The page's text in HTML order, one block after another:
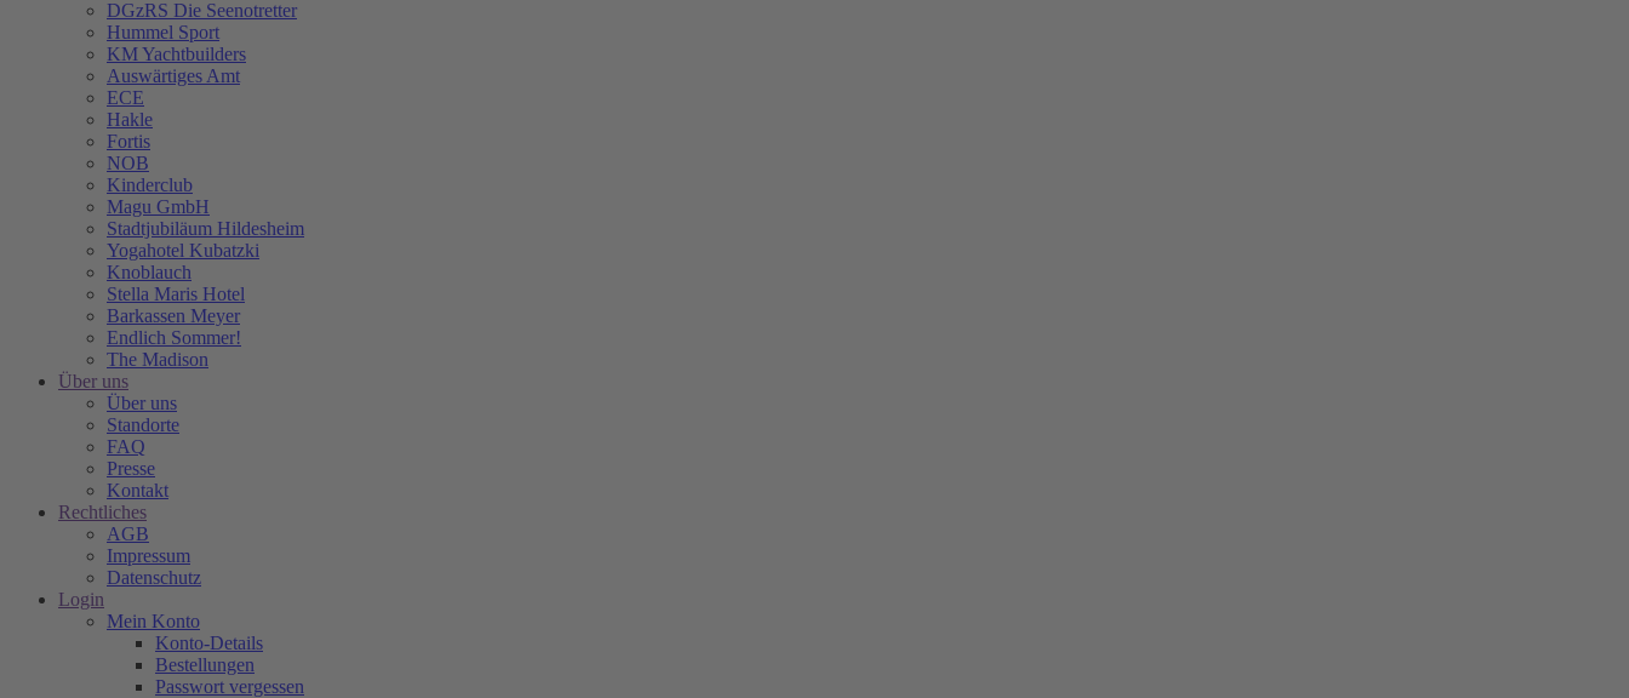
DGzRS Die Seenotretter
Hummel Sport
KM Yachtbuilders
Auswärtiges Amt
ECE
Hakle
Fortis
NOB
Kinderclub
Magu GmbH
Stadtjubiläum Hildesheim
Yogahotel Kubatzki
Knoblauch
Stella Maris Hotel
Barkassen Meyer
Endlich Sommer!
The Madison
Über uns
Über uns
Standorte
FAQ
Presse
Kontakt
Rechtliches
AGB
Impressum
Datenschutz
Login
Mein Konto
Konto-Details
Bestellungen
Passwort vergessen